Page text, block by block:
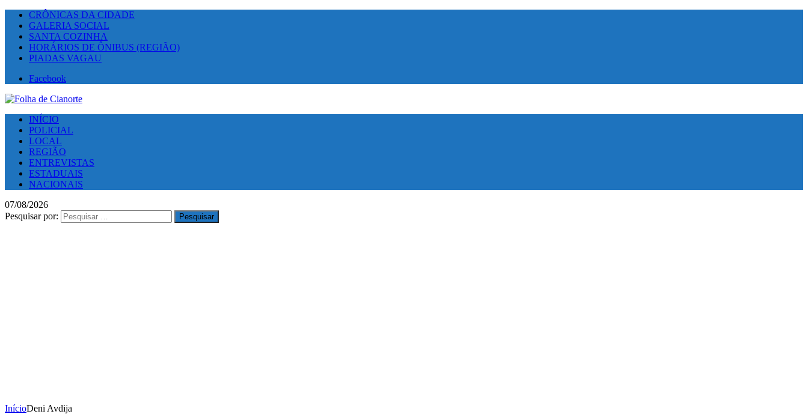
CRÔNICAS DA CIDADE
GALERIA SOCIAL
SANTA COZINHA
HORÁRIOS DE ÔNIBUS (REGIÃO)
PIADAS VAGAU
Facebook
INÍCIO
POLICIAL
LOCAL
REGIÃO
ENTREVISTAS
ESTADUAIS
NACIONAIS
07/08/2026
Pesquisar por:
InícioDeni Avdija